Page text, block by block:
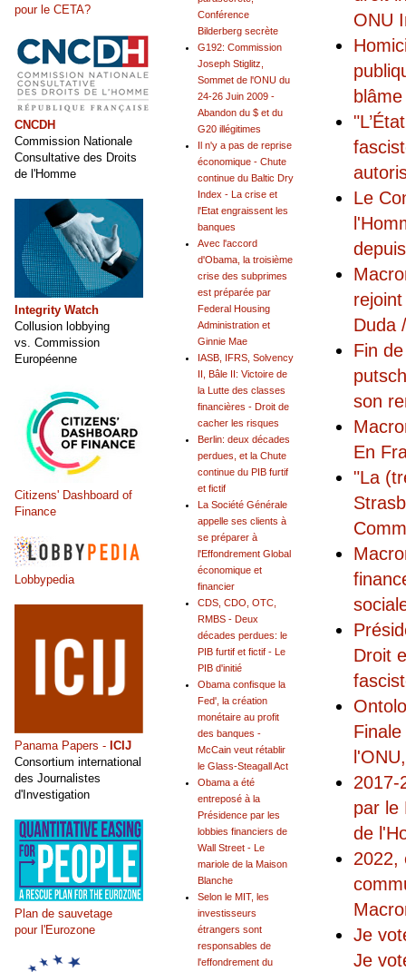
ONU
Le
Duda
Fin
son
En
"La
Droit
par le
de
2022,
Je
Je
Conférence
Bilderberg secrète
G192: Commission
Joseph Stiglitz,
Sommet de l'ONU du
24-26 Juin 2009 -
Abandon du $ et du
G20 illégitimes
Il n'y a pas de reprise
économique - Chute
continue du Baltic Dry
Index - La crise et
l'Etat engraissent les
banques
Avec l'accord
d'Obama, la troisième
crise des subprimes
est préparée par
Federal Housing
Administration et
Ginnie Mae
IASB, IFRS, Solvency
II, Bâle II: Victoire de
la Lutte des classes
financières - Droit de
cacher les risques
Berlin: deux décades
perdues, et la Chute
continue du PIB furtif
et fictif
La Société Générale
appelle ses clients à
se préparer à
l'Effondrement Global
économique et
financier
CDS, CDO, OTC,
RMBS - Deux
décades perdues: le
PIB furtif et fictif - Le
PIB d'initié
Obama confisque la
Fed', la création
monétaire au profit
des banques -
McCain veut rétablir
le Glass-Steagall Act
Obama a été
entreposé à la
Présidence par les
lobbies financiers de
Wall Street - Le
mariole de la Maison
Blanche
Selon le MIT, les
investisseurs
étrangers sont
responsables de
l'effondrement du
pour le CETA?
CNCDH
Commission Nationale
Consultative des Droits
de l'Homme
Integrity Watch
Collusion lobbying
vs. Commission
Européenne
Citizens' Dashboard of
Finance
Lobbypedia
Panama Papers - ICIJ
Consortium international
des Journalistes
d'Investigation
Plan de sauvetage
pour l'Eurozone